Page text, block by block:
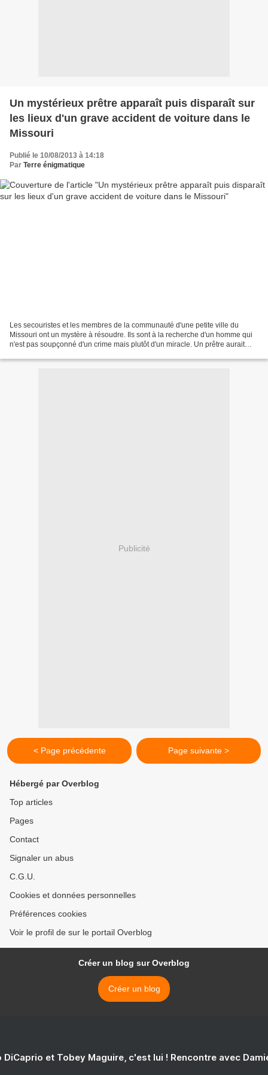
Un mystérieux prêtre apparaît puis disparaît sur
les lieux d'un grave accident de voiture dans le
Missouri
Publié le 10/08/2013 à 14:18
Par Terre énigmatique
Les secouristes et les membres de la communauté d'une petite ville du
Missouri ont un mystère à résoudre. Ils sont à la recherche d'un homme qui
n'est pas soupçonné d'un crime mais plutôt d'un miracle. Un prêtre aurait
Publicité
< Page précédente Page suivante >
Hébergé par Overblog
Top articles
Pages
Contact
Signaler un abus
C.G.U.
Cookies et données personnelles
Préférences cookies
Voir le profil de sur le portail Overblog
Créer un blog sur Overblog
Créer un blog
DiCaprio et Tobey Maguire, c'est lui ! Rencontre avec